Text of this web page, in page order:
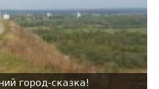
город-сказка!